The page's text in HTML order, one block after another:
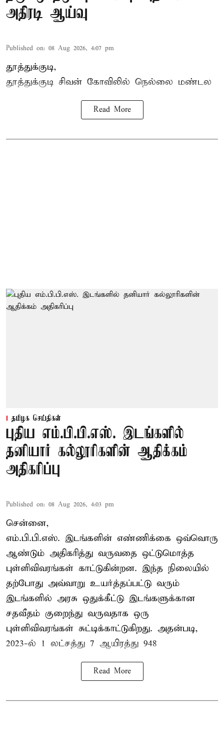
அதிரடி ஆய்வு
Published on: 08 Aug 2026, 4:07 pm
தூத்துக்குடி,
தூத்துக்குடி சிவன் கோவிலில் நெல்லை மண்டல
Read More
தமிழக செய்திகள்
புதிய எம்.பி.பி.எஸ். இடங்களில்
தனியார் கல்லூரிகளின் ஆதிக்கம்
அதிகரிப்பு
Published on: 08 Aug 2026, 4:03 pm
சென்னை,
எம்.பி.பி.எஸ். இடங்களின் எண்ணிக்கை ஒவ்வொரு
ஆண்டும் அதிகரித்து வருவதை ஒட்டுமொத்த
புள்ளிவிவரங்கள் காட்டுகின்றன. இந்த நிலையில்
தற்போது அவ்வாறு உயர்த்தப்பட்டு வரும்
இடங்களில் அரசு ஒதுக்கீட்டு இடங்களுக்கான
சதவீதம் குறைந்து வருவதாக ஒரு
புள்ளிவிவரங்கள் சுட்டிக்காட்டுகிறது. அதன்படி,
2023-ல் 1 லட்சத்து 7 ஆயிரத்து 948
Read More